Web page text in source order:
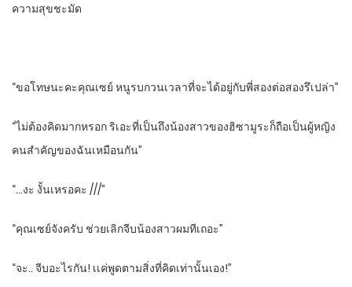
ความสุขชะมัด
“ขอโทษนะคะคุณเซย์ หนูรบกวนเวลาที่จะได้อยู่กับพี่สองต่อสองรึเปล่า”
“ไม่ต้องคิดมากหรอก ริเอะที่เป็นถึงน้องสาวของฮิซามูระก็ถือเป็นผู้หญิง
คนสําคัญของฉันเหมือนกัน”
“…งะ งั้นเหรอคะ ///”
“คุณเซย์จังครับ ช่วยเลิกจีบน้องสาวผมทีเถอะ”
“จะ.. จีบอะไรกัน! เเค่พูดตามสิ่งที่คิดเท่านั้นเอง!”